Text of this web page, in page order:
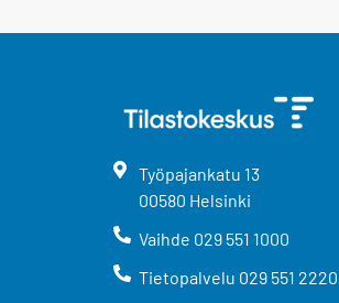
Työpajankatu 13
00580 Helsinki
Vaihde 029 551 1000
Tietopalvelu 029 551 2220